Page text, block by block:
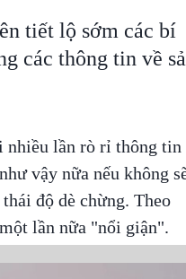
tiết lộ sớm các bí
các thông tin về
lần rò rỉ thông tin
vậy nữa nếu không
độ dè chừng. Theo
lần nữa "nổi giận".